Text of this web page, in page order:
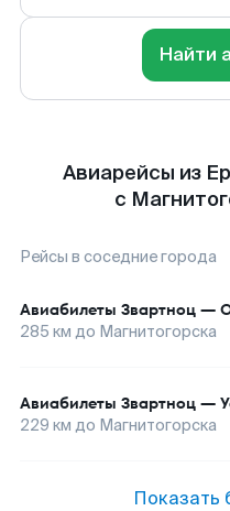
Найти
Авиарейсы из
с
Рейсы в соседние города
Авиабилеты Звартноц —
285 км до Магнитогорска
Авиабилеты Звартноц —
229 км до Магнитогорска
Показать